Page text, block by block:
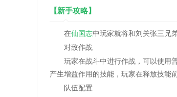
【新手攻略】
在仙国志中玩家就将和刘关张三兄
对敌作战
玩家在战斗中进行作战，可以使用普
产生增益作用的技能，玩家在释放技能
队伍配置